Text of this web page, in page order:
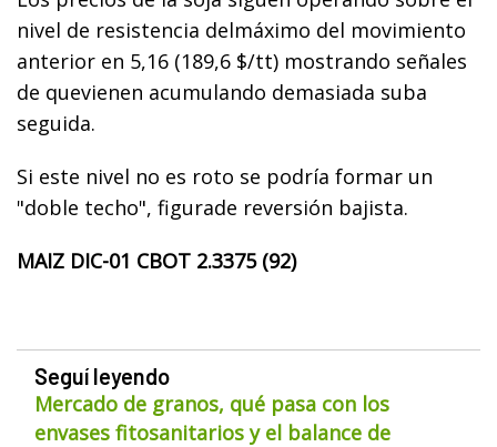
nivel de resistencia delmáximo del movimiento
anterior en 5,16 (189,6 $/tt) mostrando señales
de quevienen acumulando demasiada suba
seguida.
Si este nivel no es roto se podría formar un
"doble techo", figurade reversión bajista.
MAIZ DIC-01 CBOT 2.3375 (92)
Seguí leyendo
Mercado de granos, qué pasa con los
envases fitosanitarios y el balance de